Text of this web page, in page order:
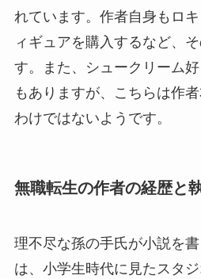
れています。作者自身もロ
ィギュアを購入するなど、
す。また、シュークリーム
もありますが、こちらは作
わけではないようです。
無職転生の作者の経歴と
理不尽な孫の手氏が小説を
は、小学生時代に見たスタ